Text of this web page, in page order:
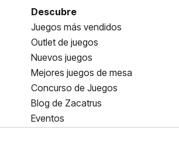
Descubre
Juegos más vendidos
Outlet de juegos
Nuevos juegos
Mejores juegos de mesa
Concurso de Juegos
Blog de Zacatrus
Eventos